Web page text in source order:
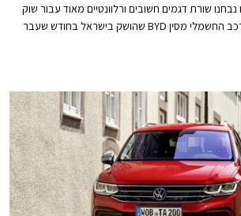
שורת דגמים חשובים ורלוונטיים מאוד עבור שוק
הרכב הישראלי. מותג הרכב החשמלי מסין BYD שהושק בישראל בחודש שעבר